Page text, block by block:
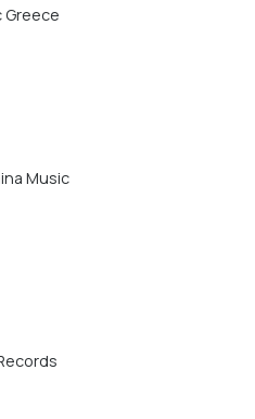
Greece
Music